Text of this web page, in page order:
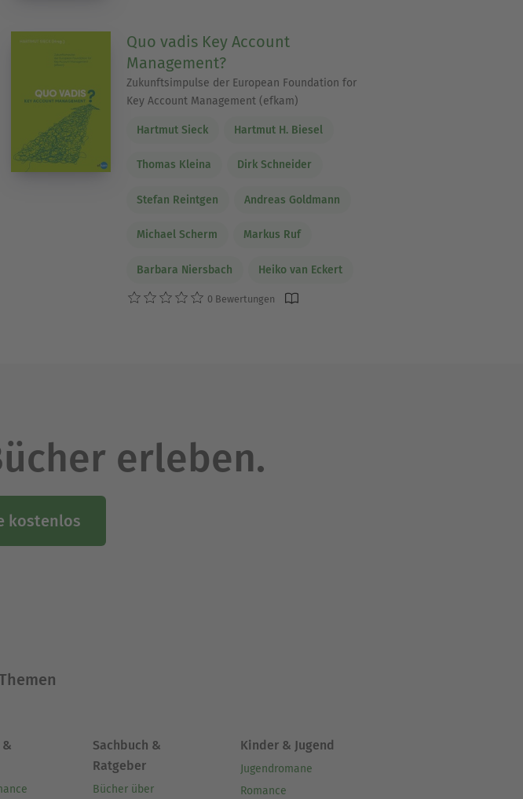
Quo vadis Key Account
Management?
Zukunftsimpulse der European Foundation for
Key Account Management (efkam)
Hartmut Sieck Hartmut H. Biesel
Thomas Kleina Dirk Schneider
Stefan Reintgen Andreas Goldmann
Michael Scherm Markus Ruf
Barbara Niersbach Heiko van Eckert
0 Bewertungen
erleben.
kostenlos
&
Sachbuch &
Ratgeber
Bücher über
Kinder & Jugend
Jugendromane
Romance